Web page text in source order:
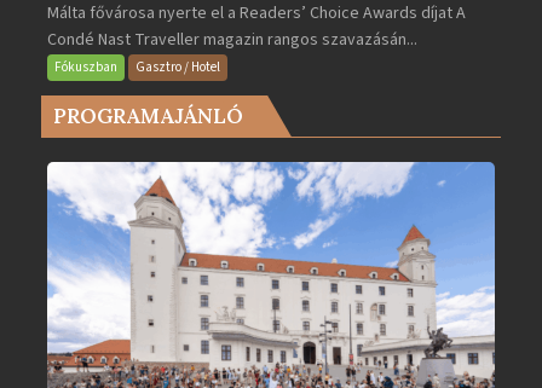
lett
Európa
legjobb
városa
2025-
bejegyzéshez
Málta fővárosa nyerte el a Readers’ Choice Awards díjat A
Condé Nast Traveller magazin rangos szavazásán...
Fókuszban Gasztro / Hotel
PROGRAMAJÁNLÓ